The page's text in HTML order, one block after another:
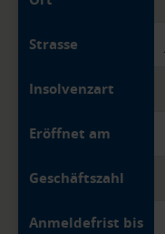
Strasse
Insolvenzart
Eröffnet am
Geschäftszahl
Anmeldefrist bis